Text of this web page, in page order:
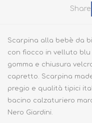
Share
Scarpina alla bebè da
con fiocco in velluto
gomma e chiusura
capretto. Scarpina
pregio e qualità tipici
bacino calzaturiero
Nero Giardini.